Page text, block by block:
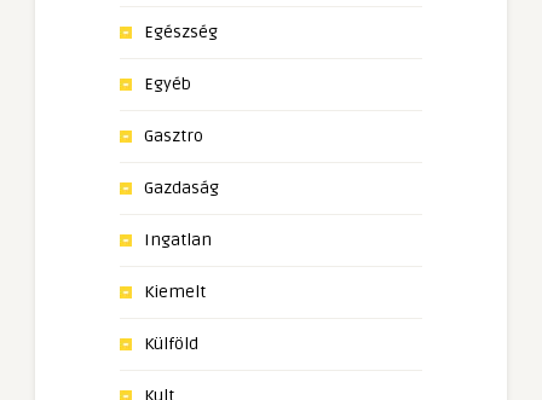
Egészség
Egyéb
Gasztro
Gazdaság
Ingatlan
Kiemelt
Külföld
Kult